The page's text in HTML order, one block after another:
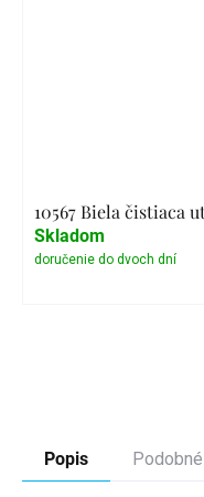
10567 Biela čistiaca
Skladom
Popis